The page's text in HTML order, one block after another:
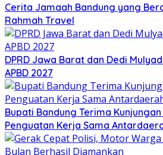
Cerita Jamaah Bandung yang
Rahmah Travel
DPRD Jawa Barat dan Dedi
APBD 2027
Bupati Bandung Terima Kunjungan
Penguatan Kerja Sama